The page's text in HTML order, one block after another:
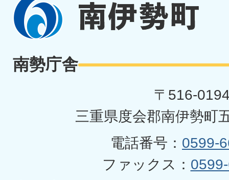
南勢庁舎
〒516-
三重県度会郡南伊勢町
電話番号： 0599-
ファックス：